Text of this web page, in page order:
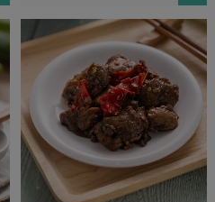
個人清潔
織品
圖書禮品
食農教育